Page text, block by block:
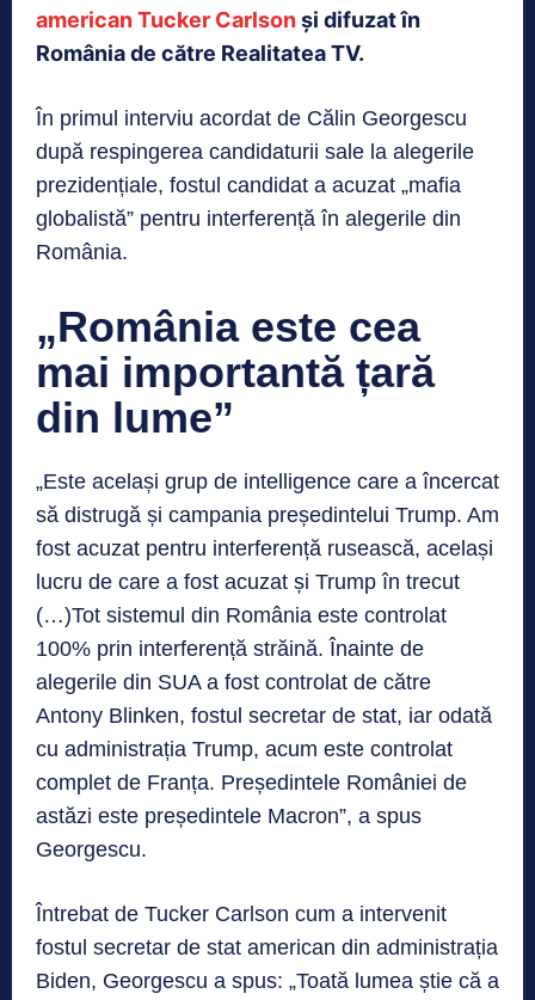
american Tucker Carlsonși difuzat în
România de către Realitatea TV.
În primul interviu acordat de Călin Georgescu
după respingerea candidaturii sale la alegerile
prezidențiale, fostul candidat a acuzat „mafia
globalistă” pentru interferență în alegerile din
România.
„România este cea
mai importantă țară
din lume”
„Este același grup de intelligence care a încercat
să distrugă și campania președintelui Trump. Am
fost acuzat pentru interferență rusească, același
lucru de care a fost acuzat și Trump în trecut
(…)Tot sistemul din România este controlat
100% prin interferență străină. Înainte de
alegerile din SUA a fost controlat de către
Antony Blinken, fostul secretar de stat, iar odată
cu administrația Trump, acum este controlat
complet de Franța. Președintele României de
astăzi este președintele Macron”, a spus
Georgescu.
Întrebat de Tucker Carlson cum a intervenit
fostul secretar de stat american din administrația
Biden, Georgescu a spus: „Toată lumea știe că a